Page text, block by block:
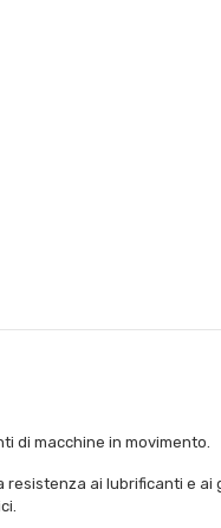
di macchine in movimento.
resistenza ai lubrificanti e ai